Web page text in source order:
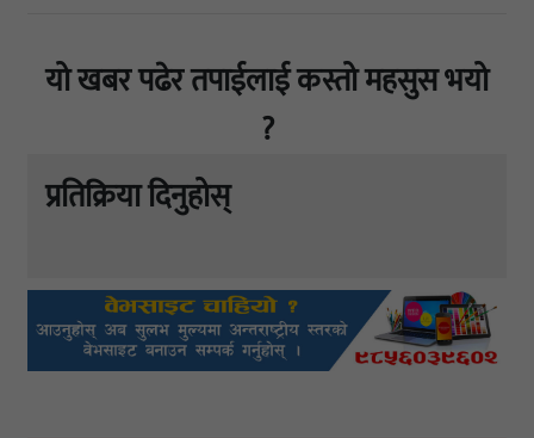
यो खबर पढेर तपाईलाई कस्तो महसुस भयो
?
प्रतिक्रिया दिनुहोस्